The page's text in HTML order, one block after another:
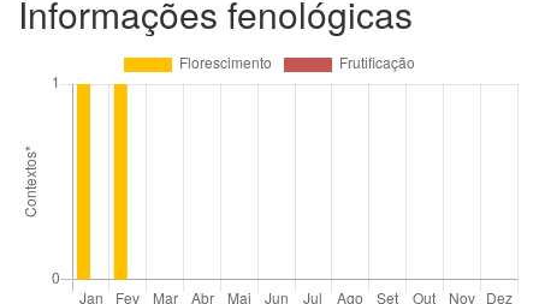
Informações fenológicas